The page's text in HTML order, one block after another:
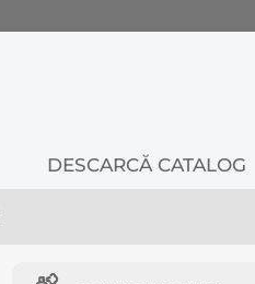
DESCARCĂ CATALOG